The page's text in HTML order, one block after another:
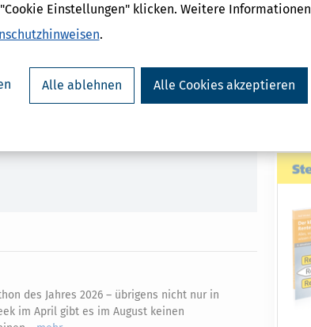
Einstellungen" klicken. Weitere Informationen
.
Alle ablehnen Alle Cookies akzeptieren
Begriffe
des Jahres 2026 – übrigens nicht nur in
im April gibt es im August keinen